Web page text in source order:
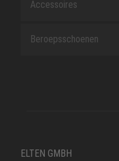
Accessoires
Beroepsschoenen
ELTEN GMBH